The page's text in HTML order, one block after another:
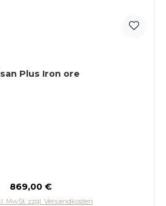
Artisan Plus Iron ore
Regulärer Preis:
869,00 €
MwSt. zzgl. Versandkosten